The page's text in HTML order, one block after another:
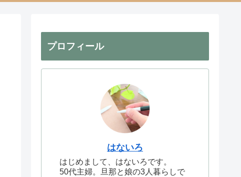
プロフィール
はないろ
はじめまして、はないろです。
50代主婦。旦那と娘の3人暮らしで